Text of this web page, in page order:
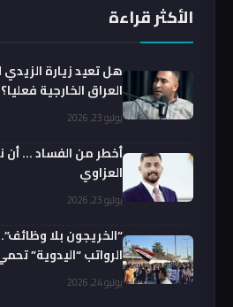
الأكثر قراءة
هل تعيد زيارة
العراق الخارجية
يوليو 23, 2026
أخطر من الفساد … أن
العزاوي
يوليو 23, 2026
“الخريجون بلا
الرواتب “اليدوية”
يوليو 24, 2026